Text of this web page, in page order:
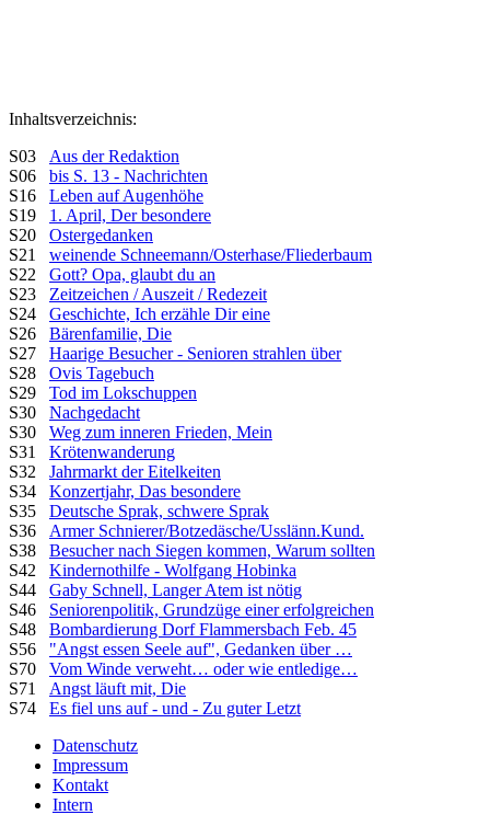
Inhaltsverzeichnis:
S03 Aus der Redaktion
S06 bis S. 13 - Nachrichten
S16 Leben auf Augenhöhe
S19 1. April, Der besondere
S20 Ostergedanken
S21 weinende Schneemann/Osterhase/Fliederbaum
S22 Gott? Opa, glaubt du an
S23 Zeitzeichen / Auszeit / Redezeit
S24 Geschichte, Ich erzähle Dir eine
S26 Bärenfamilie, Die
S27 Haarige Besucher - Senioren strahlen über
S28 Ovis Tagebuch
S29 Tod im Lokschuppen
S30 Nachgedacht
S30 Weg zum inneren Frieden, Mein
S31 Krötenwanderung
S32 Jahrmarkt der Eitelkeiten
S34 Konzertjahr, Das besondere
S35 Deutsche Sprak, schwere Sprak
S36 Armer Schnierer/Botzedäsche/Usslänn.Kund.
S38 Besucher nach Siegen kommen, Warum sollten
S42 Kindernothilfe - Wolfgang Hobinka
S44 Gaby Schnell, Langer Atem ist nötig
S46 Seniorenpolitik, Grundzüge einer erfolgreichen
S48 Bombardierung Dorf Flammersbach Feb. 45
S56 "Angst essen Seele auf", Gedanken über …
S70 Vom Winde verweht… oder wie entledige…
S71 Angst läuft mit, Die
S74 Es fiel uns auf - und - Zu guter Letzt
Datenschutz
Impressum
Kontakt
Intern